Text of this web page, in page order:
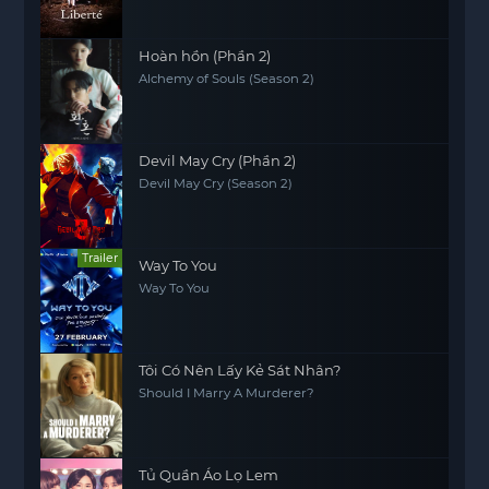
Hoàn hồn (Phần 2)
Alchemy of Souls (Season 2)
Devil May Cry (Phần 2)
Devil May Cry (Season 2)
Trailer Way To You
Way To You
Tôi Có Nên Lấy Kẻ Sát Nhân?
Should I Marry A Murderer?
Tủ Quần Áo Lọ Lem